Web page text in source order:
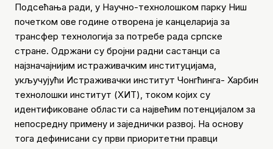
Подсећања ради, у Научно-технолошком парку Ниш
почетком ове године отворена је канцеларија за
трансфер технологија за потребе рада српске
стране. Одржани су бројни радни састанци са
најзначајнијим истраживачким институцијама,
укључујући Истраживачки институт Чонгћинга- Харбин
технолошки институт (ХИТ), током којих су
идентификоване области са највећим потенцијалом за
непосредну примену и заједнички развој. На основу
тога дефинисани су први приоритетни правци